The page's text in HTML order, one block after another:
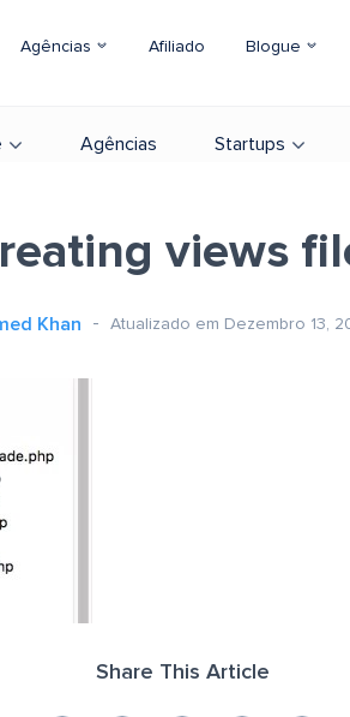
Agências Afiliado Blogue
Agências Startups
views
Khan Atualizado em Dezembro 13,
Share This Article